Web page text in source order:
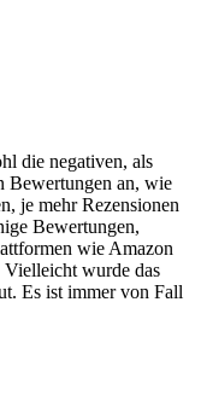
die negativen, als
Bewertungen an, wie
je mehr Rezensionen
Bewertungen,
wie Amazon
Vielleicht wurde das
Es ist immer von Fall